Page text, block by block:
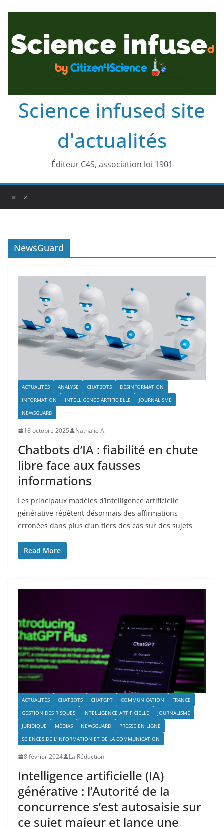
Science infused site
d'actualités
Éditeur C4S, association loi 1901
NewsGuard
ACTUALITÉS ANALYSE CHATBOTS
DÉSINFORMATION
INFORMATION
INTELLIGENCE ARTIFICIELLE
JOURNALISME
NEWSGUARD
18 octobre 2025 Nathalie A.
Chatbots d’IA : fiabilité en chute
libre face aux fausses
informations
Les principaux modèles d’intelligence artificielle
générative répètent désormais des affirmations
erronées dans plus d’un tiers des cas sur des sujets
Read More
ACTUALITÉS CHATBOTS CHATGPT COMMUNICATION
FRANCE
GESTION DES RISQUES
INTELLIGENCE ARTIFICIELLE
JOURNALISME
JURIDIQUE
MÉDIAS NEWSGUARD
PRESSE EN LIGNE
SCIENCES DE L'INFORMATION ET DE LA COMMUNICATION
8 février 2024 La Rédaction
Intelligence artificielle (IA)
générative : l’Autorité de la
concurrence s’est autosaisie sur
ce sujet majeur et lance une